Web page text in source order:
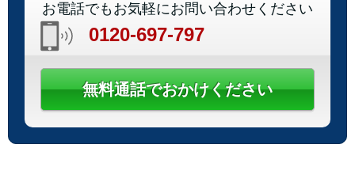
お電話でもお気軽にお問い合わせください
0120-697-797
無料通話でおかけください